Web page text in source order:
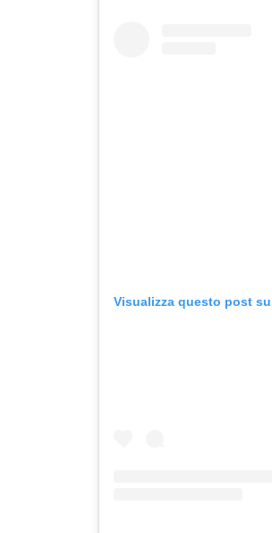
Visualizza questo post